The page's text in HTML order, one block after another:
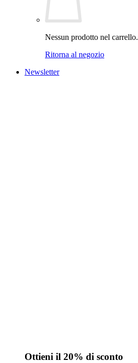
Nessun prodotto nel carrello.
Ritorna al negozio
Newsletter
Ottieni il 20% di sconto